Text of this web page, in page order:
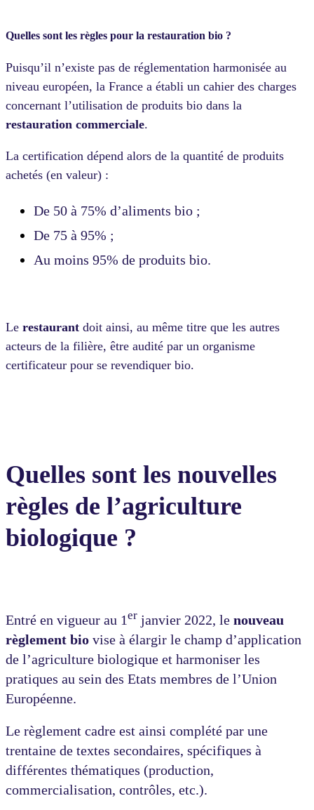
Quelles sont les règles pour la restauration bio ?
Puisqu’il n’existe pas de réglementation harmonisée au
niveau européen, la France a établi un cahier des charges
concernant l’utilisation de produits bio dans la
restauration commerciale.
La certification dépend alors de la quantité de produits
achetés (en valeur) :
De 50 à 75% d’aliments bio ;
De 75 à 95% ;
Au moins 95% de produits bio.
Le restaurant doit ainsi, au même titre que les autres
acteurs de la filière, être audité par un organisme
certificateur pour se revendiquer bio.
Quelles sont les nouvelles
règles de l’agriculture
biologique ?
Entré en vigueur au 1er janvier 2022, le nouveau
règlement bio vise à élargir le champ d’application
de l’agriculture biologique et harmoniser les
pratiques au sein des Etats membres de l’Union
Européenne.
Le règlement cadre est ainsi complété par une
trentaine de textes secondaires, spécifiques à
différentes thématiques (production,
commercialisation, contrôles, etc.).